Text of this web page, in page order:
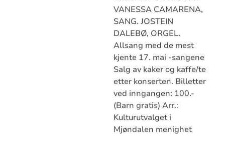
VANESSA CAMARENA,
SANG. JOSTEIN
DALEBØ, ORGEL.
Allsang med de mest
kjente 17. mai -sangene
Salg av kaker og kaffe/te
etter konserten. Billetter
ved inngangen: 100.-
(Barn gratis) Arr.:
Kulturutvalget i
Mjøndalen menighet